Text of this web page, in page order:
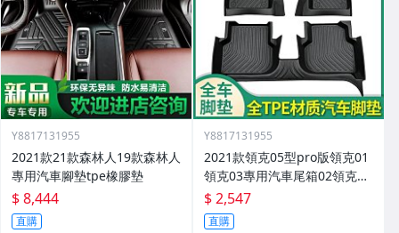
Y8817131955
2021款21款森林人19款森林人
專用汽車腳墊tpe橡膠墊
$ 8,444
直購
Y8817131955
2021款領克05型pro版領克01
領克03專用汽車尾箱02領克03
腳墊
$ 2,547
直購